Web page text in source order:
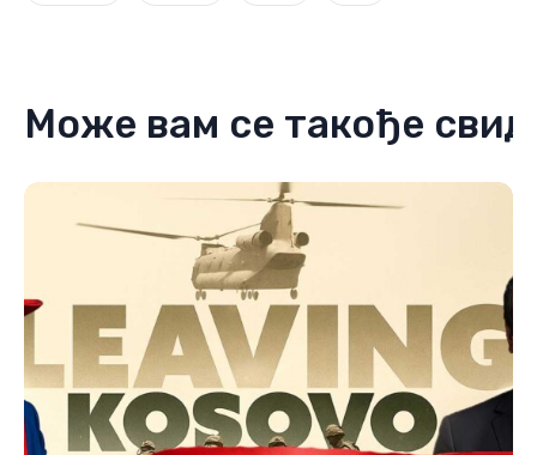
Може вам се такође